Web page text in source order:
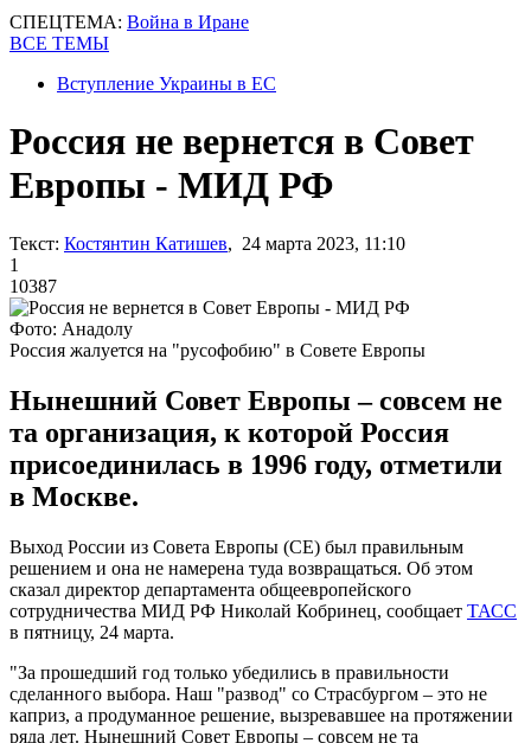
СПЕЦТЕМА: Война в Иране
ВСЕ ТЕМЫ
Вступление Украины в ЕС
Россия не вернется в Совет
Европы - МИД РФ
Текст: Костянтин Катишев, 24 марта 2023, 11:10
1
10387
Фото: Анадолу
Россия жалуется на "русофобию" в Совете Европы
Нынешний Совет Европы – совсем не
та организация, к которой Россия
присоединилась в 1996 году, отметили
в Москве.
Выход России из Совета Европы (СЕ) был правильным
решением и она не намерена туда возвращаться. Об этом
сказал директор департамента общеевропейского
сотрудничества МИД РФ Николай Кобринец, сообщает ТАСС
в пятницу, 24 марта.
"За прошедший год только убедились в правильности
сделанного выбора. Наш "развод" со Страсбургом – это не
каприз, а продуманное решение, вызревавшее на протяжении
ряда лет. Нынешний Совет Европы – совсем не та